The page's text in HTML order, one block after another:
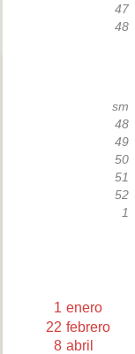
47
48
sm
48
49
50
51
52
1
1 enero
22 febrero
8 abril